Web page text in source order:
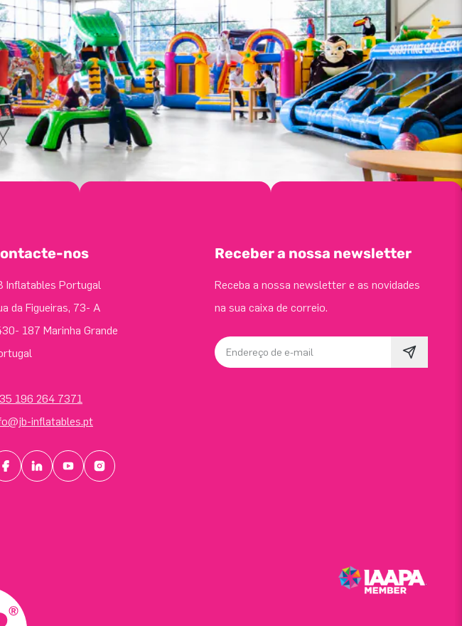
nos
Inflatables Portugal
da Figueiras, 73- A
187 Marinha Grande
196 264 7371
inflatables.pt
Receber a nossa newsletter
Receba a nossa newsletter e as novidades
na sua caixa de correio.
Endereço de e-mail